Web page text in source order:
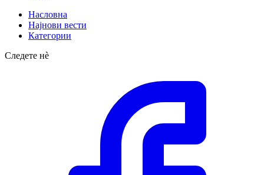
Насловна
Најнови вести
Категории
Следете нè